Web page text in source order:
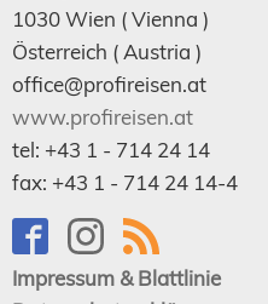
1030Wien ( Vienna )
Österreich ( Austria )
office@profireisen.at
www.profireisen.at
tel: +43 1 - 714 24 14
fax: +43 1 - 714 24 14-4
Impressum & Blattlinie